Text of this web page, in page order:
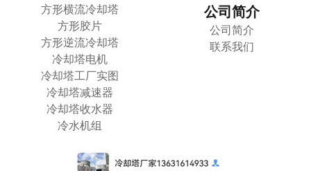
方形横流冷却塔
方形胶片
方形逆流冷却塔
冷却塔电机
冷却塔工厂实图
冷却塔减速器
冷却塔收水器
冷水机组
公司简介
公司简介
联系我们